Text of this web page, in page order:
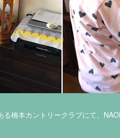
橋本カントリークラブにて、